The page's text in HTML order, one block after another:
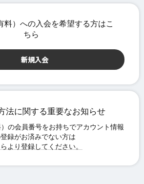
法に関する重要なお知らせ
より登録してください。